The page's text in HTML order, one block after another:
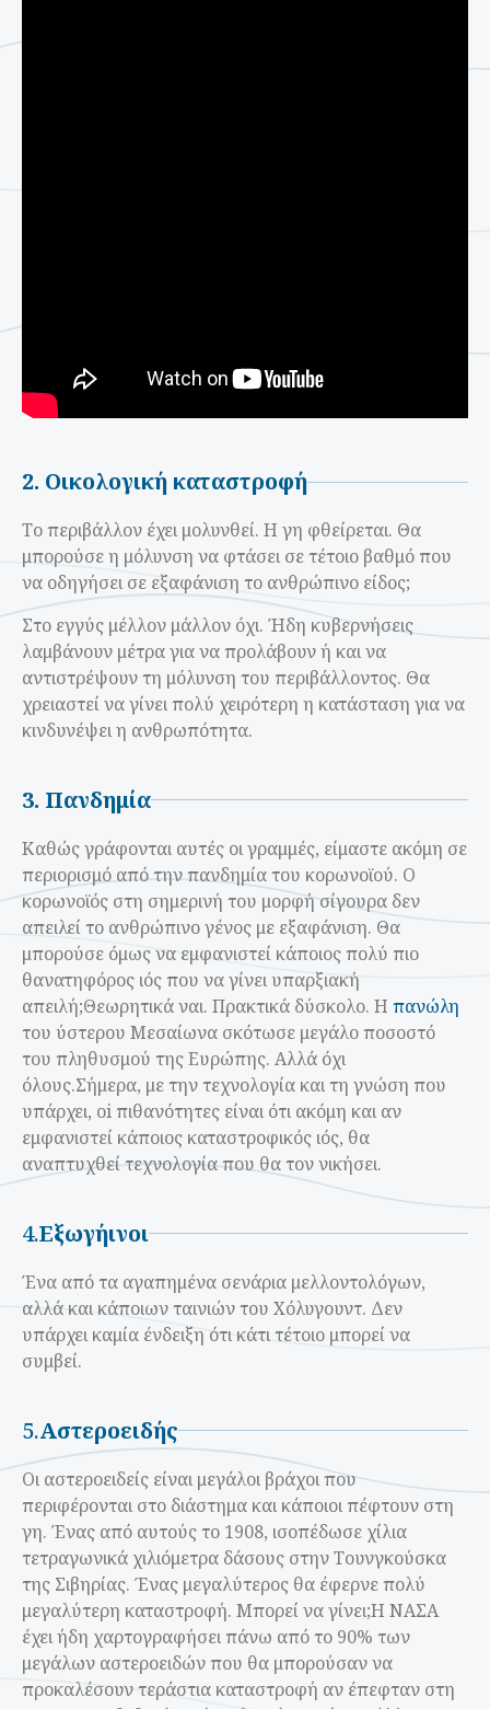
2. Οικολογική καταστροφή
Το περιβάλλον έχει μολυνθεί. Η γη φθείρεται. Θα
μπορούσε η μόλυνση να φτάσει σε τέτοιο βαθμό που
να οδηγήσει σε εξαφάνιση το ανθρώπινο είδος;
Στο εγγύς μέλλον μάλλον όχι. Ήδη κυβερνήσεις
λαμβάνουν μέτρα για να προλάβουν ή και να
αντιστρέψουν τη μόλυνση του περιβάλλοντος. Θα
χρειαστεί να γίνει πολύ χειρότερη η κατάσταση για να
κινδυνέψει η ανθρωπότητα.
3. Πανδημία
Καθώς γράφονται αυτές οι γραμμές, είμαστε ακόμη σε
περιορισμό από την πανδημία του κορωνοϊού. Ο
κορωνοϊός στη σημερινή του μορφή σίγουρα δεν
απειλεί το ανθρώπινο γένος με εξαφάνιση. Θα
μπορούσε όμως να εμφανιστεί κάποιος πολύ πιο
θανατηφόρος ιός που να γίνει υπαρξιακή
απειλή;Θεωρητικά ναι. Πρακτικά δύσκολο. Η πανώλη
του ύστερου Μεσαίωνα σκότωσε μεγάλο ποσοστό
του πληθυσμού της Ευρώπης. Αλλά όχι
όλους.Σήμερα, με την τεχνολογία και τη γνώση που
υπάρχει, oi πιθανότητες είναι ότι ακόμη και αν
εμφανιστεί κάποιος καταστροφικός ιός, θα
αναπτυχθεί τεχνολογία που θα τον νικήσει.
4.Εξωγήινοι
Ένα από τα αγαπημένα σενάρια μελλοντολόγων,
αλλά και κάποιων ταινιών του Χόλυγουντ. Δεν
υπάρχει καμία ένδειξη ότι κάτι τέτοιο μπορεί να
συμβεί.
5.Αστεροειδής
Οι αστεροειδείς είναι μεγάλοι βράχοι που
περιφέρονται στο διάστημα και κάποιοι πέφτουν στη
γη. Ένας από αυτούς το 1908, ισοπέδωσε χίλια
τετραγωνικά χιλιόμετρα δάσους στην Τουνγκούσκα
της Σιβηρίας. Ένας μεγαλύτερος θα έφερνε πολύ
μεγαλύτερη καταστροφή. Μπορεί να γίνει;Η ΝΑΣΑ
έχει ήδη χαρτογραφήσει πάνω από το 90% των
μεγάλων αστεροειδών που θα μπορούσαν να
προκαλέσουν τεράστια καταστροφή αν έπεφταν στη